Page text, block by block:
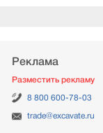
Реклама
Разместить рекламу
8 800 600-78-03
trade@excavate.ru